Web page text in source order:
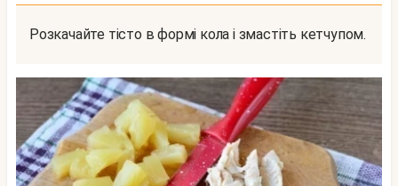
Розкачайте тісто в формі кола і змастіть кетчупом.